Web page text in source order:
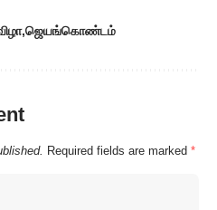
ஜெயங்கொண்டம்
Required fields are marked *